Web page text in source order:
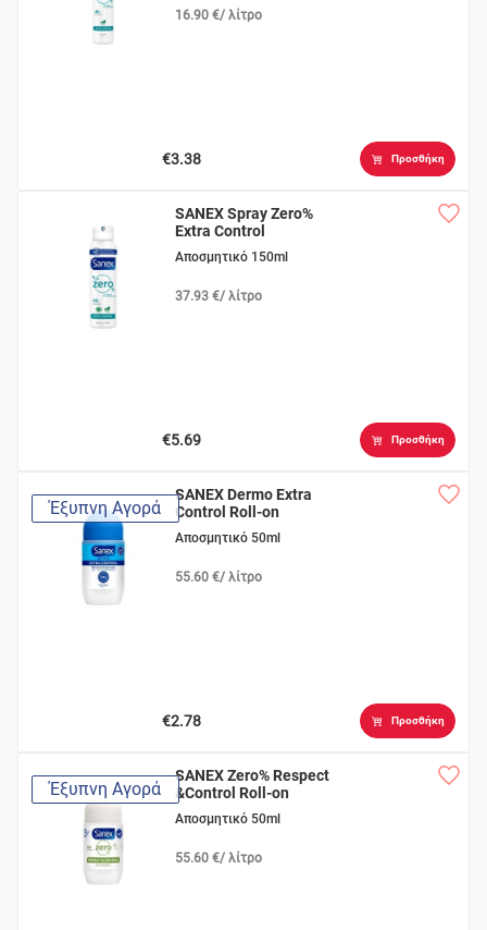
16.90 €/ λίτρο
€3.38 Προσθήκη
SANEX Spray Zero%
Extra Control
Αποσμητικό 150ml
37.93 €/ λίτρο
€5.69 Προσθήκη
Έξυπνη Αγορά
SANEX Dermo Extra
Control Roll-on
Αποσμητικό 50ml
55.60 €/ λίτρο
€2.78 Προσθήκη
Έξυπνη Αγορά
SANEX Zero% Respect
&Control Roll-on
Αποσμητικό 50ml
55.60 €/ λίτρο